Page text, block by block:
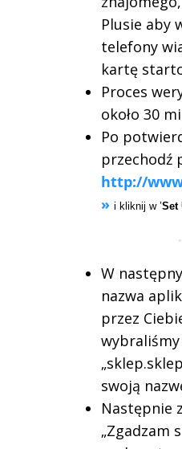
Plusie aby
telefony
kartę
Proces
około 30
Po
przechodź
http://
» i kliknij w ’Set
W
nazwa
przez
swoją
Następnie
„Zgadzam